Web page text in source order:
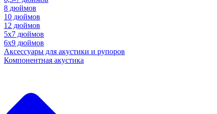
8 дюймов
10 дюймов
12 дюймов
5x7 дюймов
6х9 дюймов
Аксессуары для акустики и рупоров
Компонентная акустика